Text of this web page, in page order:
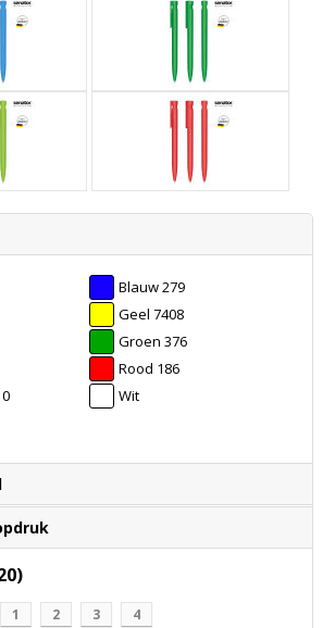
Blauw 279
Geel 7408
Groen 376
Rood 186
Wit
1 2 3 4